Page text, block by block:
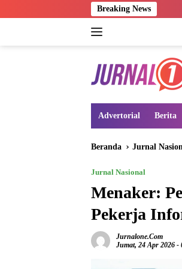
ke
Breaking News
Advertorial Berita
Beranda Jurnal
Jurnal Nasional
Menaker:
Pekerja
Jurnalone.com
Jumat, 24 Apr 2026 -